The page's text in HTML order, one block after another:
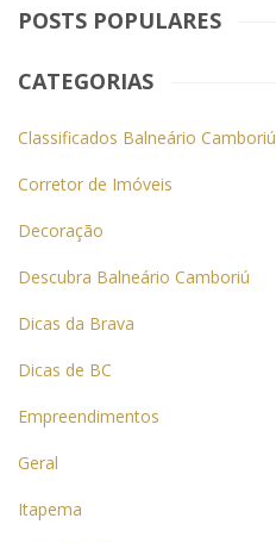
POSTS POPULARES
CATEGORIAS
Classificados Balneário Camboriú
Corretor de Imóveis
Decoração
Descubra Balneário Camboriú
Dicas da Brava
Dicas de BC
Empreendimentos
Geral
Itapema